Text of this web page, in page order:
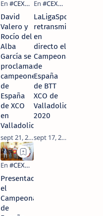
David
Valero y
Rocío del
Alba
García se
proclaman
campeones
de
España
de XCO
en
Valladolid
LaLigaSportsTV
retransmitirá
en
directo el
Campeonato
de
España
de BTT
XCO de
Valladolid
2020
Presentado
el
Campeonato
de